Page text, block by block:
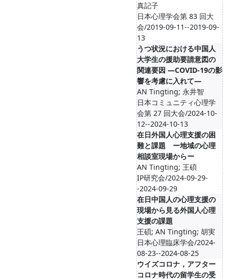
真記子
日本心理学会第 83 回大
会/2019-09-11--2019-09-
13
うつ状況における中国人
大学生の援助要請意図の
関連要因 ―COVID-19の影
響を考慮に入れて―
AN Tingting; 永井智
日本コミュニティ心理学
会第 27 回大会/2024-10-
12--2024-10-13
在日外国人心理支援の困
難と課題 ー地域の心理
相談室現場からー
AN Tingting; 王碩
IP研究会/2024-09-29-
-2024-09-29
在日中国人の心理支援の
現場から見る外国人心理
支援の課題
王碩; AN Tingting; 胡実
日本心理臨床学会/2024-
08-23--2024-08-25
ウイズコロナ，アフター
コロナ時代の留学生の受